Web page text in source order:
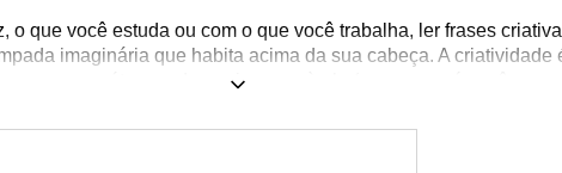
o que você estuda ou com o que você trabalha, ler frases
imaginária que habita acima da sua cabeça. A criatividade
menos monótona e dar mais cores à ela (ou menos, é você quem
o que somos e o quanto evoluímos. Ler algumas frases criativas